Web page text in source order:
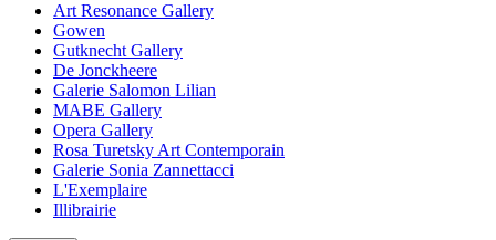
Art Resonance Gallery
Gowen
Gutknecht Gallery
De Jonckheere
Galerie Salomon Lilian
MABE Gallery
Opera Gallery
Rosa Turetsky Art Contemporain
Galerie Sonia Zannettacci
L'Exemplaire
Illibrairie